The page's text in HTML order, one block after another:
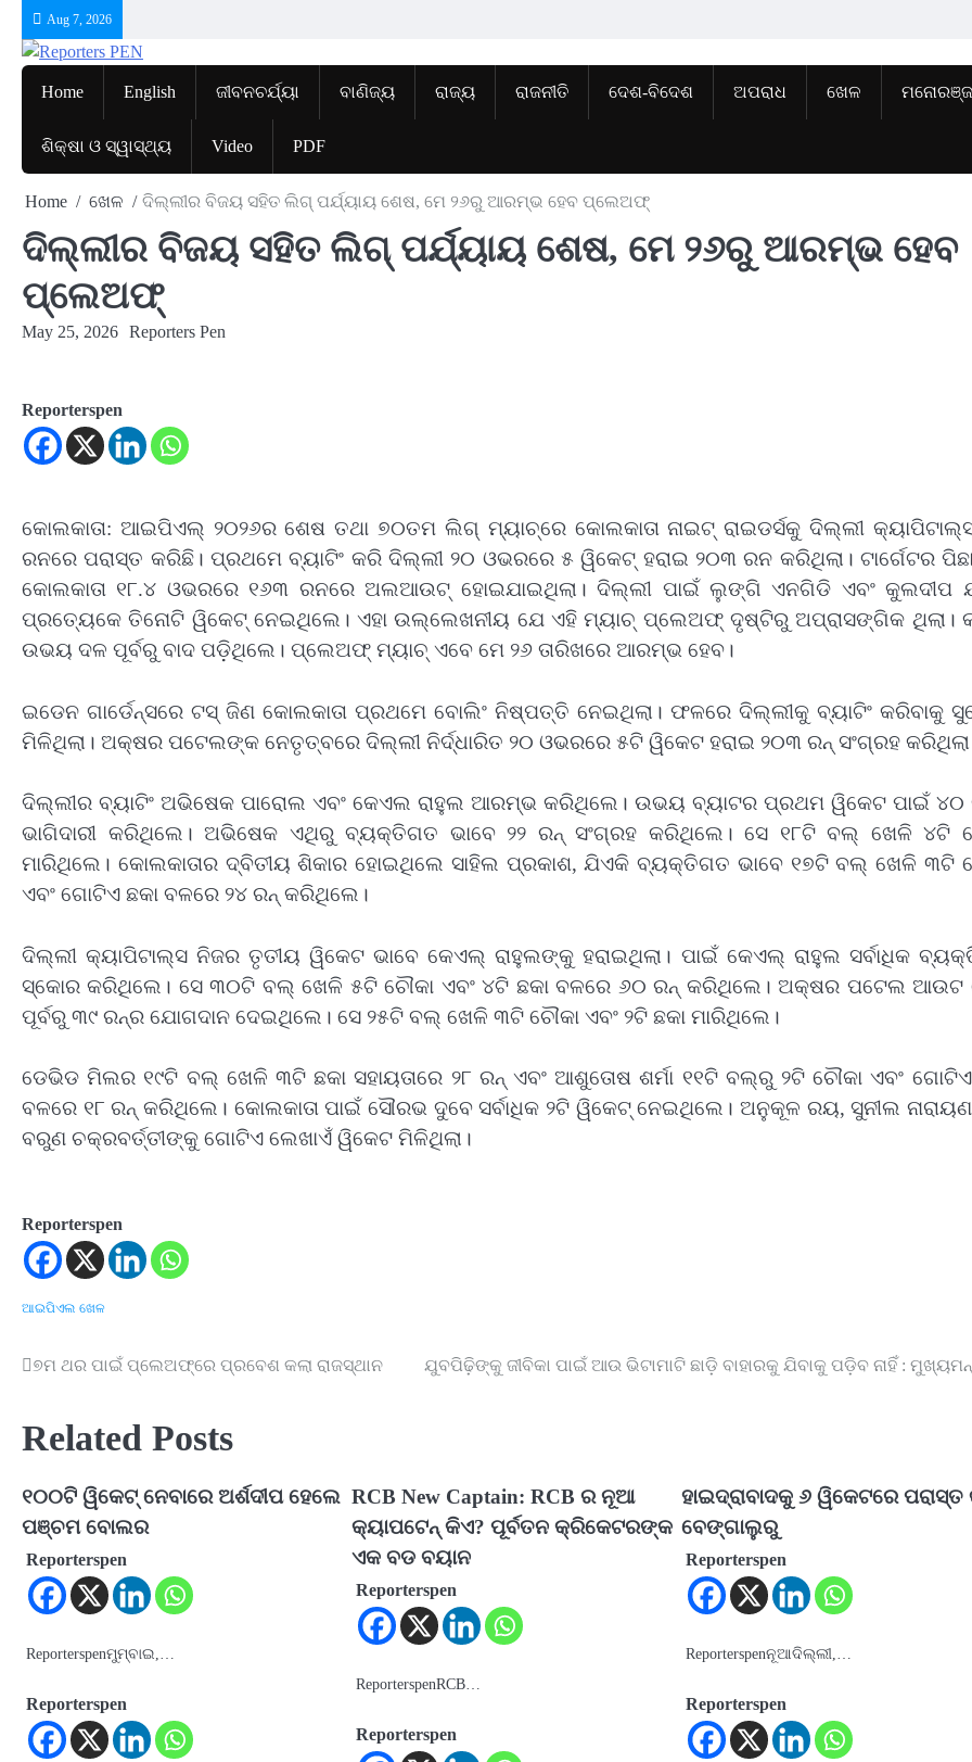
content
Aug 7, 2026
Home English ଜୀବନଚର୍ଯ୍ୟା ବାଣିଜ୍ୟ ରାଜ୍ୟ ରାଜନୀତି ଦେଶ-ବିଦେଶ ଅପରାଧ ଖେଳ
ଶିକ୍ଷା ଓ ସ୍ୱାସ୍ଥ୍ୟ Video PDF
Home ଖେଳ ଦିଲ୍ଲୀର ବିଜୟ ସହିତ ଲିଗ୍ ପର୍ଯ୍ୟାୟ ଶେଷ, ମେ ୨୬ରୁ ଆରମ୍ଭ ହେବ ପ୍ଲେଅଫ୍‌
ଦିଲ୍ଲୀର ବିଜୟ ସହିତ ଲିଗ୍ ପର୍ଯ୍ୟାୟ ଶେଷ, ମେ ୨୬ରୁ ଆରମ୍ଭ ହେବ
ପ୍ଲେଅଫ୍‌
May 25, 2026 Reporters Pen
Reporterspen
କୋଲକାତା: ଆଇପିଏଲ୍‌ ୨୦୨୬ର ଶେଷ ତଥା ୭୦ତମ ଲିଗ୍ ମ୍ୟାଚ୍‌ରେ କୋଲକାତା ନାଇଟ୍ ରାଇଡର୍ସକୁ ଦିଲ୍ଲୀ
ରନରେ ପରାସ୍ତ କରିଛି। ପ୍ରଥମେ ବ୍ୟାଟିଂ କରି ଦିଲ୍ଲୀ ୨୦ ଓଭରରେ ୫ ୱିକେଟ୍ ହରାଇ ୨୦୩ ରନ କରିଥିଲା। ଟାର୍ଗେଟର
କୋଲକାତା ୧୮.୪ ଓଭରରେ ୧୬୩ ରନରେ ଅଲଆଉଟ୍ ହୋଇଯାଇଥିଲା। ଦିଲ୍ଲୀ ପାଇଁ ଲୁଙ୍ଗି ଏନଗିଡି ଏବଂ କୁଲଦୀପ
ପ୍ରତ୍ୟେକେ ତିନୋଟି ୱିକେଟ୍ ନେଇଥିଲେ। ଏହା ଉଲ୍ଲେଖନୀୟ ଯେ ଏହି ମ୍ୟାଚ୍ ପ୍ଲେଅଫ୍ ଦୃଷ୍ଟିରୁ ଅପ୍ରାସଙ୍ଗିକ ଥିଲା।
ଉଭୟ ଦଳ ପୂର୍ବରୁ ବାଦ ପଡ଼ିଥିଲେ। ପ୍ଲେଅଫ୍ ମ୍ୟାଚ୍ ଏବେ ମେ ୨୬ ତାରିଖରେ ଆରମ୍ଭ ହେବ।
ଇଡେନ ଗାର୍ଡେନ୍ସରେ ଟସ୍‌ ଜିଣ କୋଲକାତା ପ୍ରଥମେ ବୋଲିଂ ନିଷ୍ପତ୍ତି ନେଇଥିଲା। ଫଳରେ ଦିଲ୍ଲୀକୁ ବ୍ୟାଟିଂ କରିବାକୁ
ମିଳିଥିଲା। ଅକ୍ଷର ପଟେଲଙ୍କ ନେତୃତ୍ବରେ ଦିଲ୍ଲୀ ନିର୍ଦ୍ଧାରିତ ୨୦ ଓଭରରେ ୫ଟି ୱିକେଟ ହରାଇ ୨୦୩ ରନ୍‌ ସଂଗ୍ରହ
ଦିଲ୍ଲୀର ବ୍ୟାଟିଂ ଅଭିଷେକ ପାରୋଲ ଏବଂ କେଏଲ ରାହୁଲ ଆରମ୍ଭ କରିଥିଲେ। ଉଭୟ ବ୍ୟାଟର ପ୍ରଥମ ୱିକେଟ ପାଇଁ ୪୦
ଭାଗିଦାରୀ କରିଥିଲେ। ଅଭିଷେକ ଏଥିରୁ ବ୍ୟକ୍ତିଗତ ଭାବେ ୨୨ ରନ୍‌ ସଂଗ୍ରହ କରିଥିଲେ। ସେ ୧୮ଟି ବଲ୍‌ ଖେଳି ୪ଟି
ମାରିଥିଲେ। କୋଲକାତାର ଦ୍ବିତୀୟ ଶିକାର ହୋଇଥିଲେ ସାହିଲ ପ୍ରକାଶ, ଯିଏକି ବ୍ୟକ୍ତିଗତ ଭାବେ ୧୭ଟି ବଲ୍‌ ଖେଳି ୩ଟି
ଏବଂ ଗୋଟିଏ ଛକା ବଳରେ ୨୪ ରନ୍‌ କରିଥିଲେ।
ଦିଲ୍ଲୀ କ୍ୟାପିଟାଲ୍ସ ନିଜର ତୃତୀୟ ୱିକେଟ ଭାବେ କେଏଲ୍‌ ରାହୁଲଙ୍କୁ ହରାଇଥିଲା। ପାଇଁ କେଏଲ୍‌ ରାହୁଲ ସର୍ବାଧିକ
ସ୍କୋର କରିଥିଲେ। ସେ ୩୦ଟି ବଲ୍‌ ଖେଳି ୫ଟି ଚୌକା ଏବଂ ୪ଟି ଛକା ବଳରେ ୬୦ ରନ୍‌ କରିଥିଲେ। ଅକ୍ଷର ପଟେଲ ଆଉଟ
ପୂର୍ବରୁ ୩୯ ରନ୍‌ର ଯୋଗଦାନ ଦେଇଥିଲେ। ସେ ୨୫ଟି ବଲ୍‌ ଖେଳି ୩ଟି ଚୌକା ଏବଂ ୨ଟି ଛକା ମାରିଥିଲେ।
ଡେଭିଡ ମିଲର ୧୯ଟି ବଲ୍‌ ଖେଳି ୩ଟି ଛକା ସହାୟତାରେ ୨୮ ରନ୍‌ ଏବଂ ଆଶୁତୋଷ ଶର୍ମା ୧୧ଟି ବଲ୍‌ରୁ ୨ଟି ଚୌକା ଏବଂ
ବଳରେ ୧୮ ରନ୍‌ କରିଥିଲେ। କୋଲକାତା ପାଇଁ ସୌରଭ ଦୁବେ ସର୍ବାଧିକ ୨ଟି ୱିକେଟ୍‌ ନେଇଥିଲେ। ‌ଅନୁକୂଳ ରୟ, ସୁନୀଲ
ବରୁଣ ଚକ୍ରବର୍ତ୍ତୀଙ୍କୁ ଗୋଟିଏ ଲେଖାଏଁ ୱିକେଟ ମିଳିଥିଲା।
Reporterspen
ଆଇପିଏଲ ଖେଳ
Post
୭ମ ଥର ପାଇଁ ପ୍ଲେଅଫ୍‌ରେ ପ୍ରବେଶ କଲା ରାଜସ୍ଥାନ ଯୁବପିଢ଼ିଙ୍କୁ ଜୀବିକା ପାଇଁ ଆଉ ଭିଟାମାଟି ଛାଡ଼ି ବାହାରକୁ ଯିବାକୁ ପଡ଼ିବ ନାହିଁ :
Related Posts
୧୦୦ଟି ୱିକେଟ୍‌ ନେବାରେ ଅର୍ଶଦୀପ ହେଲେ
ପଞ୍ଚମ ବୋଲର
Reporterspen
Reporterspenମୁମ୍ବାଇ,…
Reporterspen
RCB New Captain: RCB ର ନୂଆ
କ୍ୟାପଟେନ୍ କିଏ? ପୂର୍ବତନ କ୍ରିକେଟରଙ୍କ
ଏକ ବଡ ବୟାନ
Reporterspen
ReporterspenRCB…
Reporterspen
ହାଇଦ୍ରାବାଦକୁ ୬ ୱିକେଟରେ ପରାସ୍ତ
ବେଙ୍ଗାଲୁରୁ
Reporterspen
Reporterspenନୂଆଦିଲ୍ଲୀ,…
Reporterspen